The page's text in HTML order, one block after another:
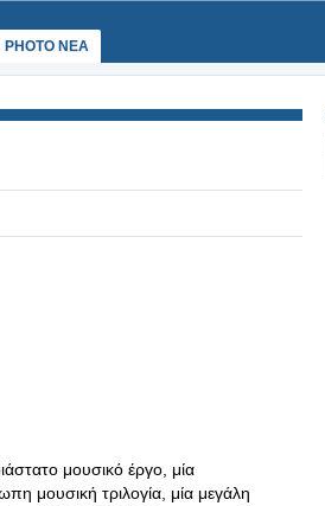
PHOTO NEA
μουσικό έργο, μία
μουσική τριλογία, μία μεγάλη